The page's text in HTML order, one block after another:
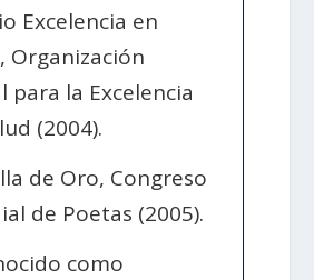
Excelencia en
Organización
para la Excelencia
(2004).
de Oro, Congreso
de Poetas (2005).
como